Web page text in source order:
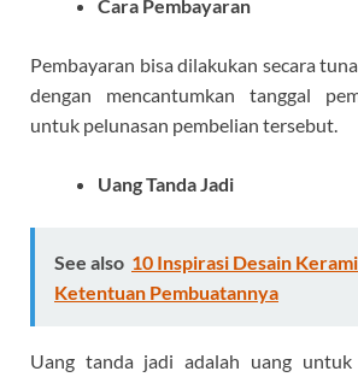
Cara Pembayaran
Pembayaran bisa dilakukan secara
dengan mencantumkan tanggal
untuk pelunasan pembelian tersebut.
Uang Tanda Jadi
See also 10 Inspirasi Desain
Ketentuan Pembuatannya
Uang tanda jadi adalah uang untuk